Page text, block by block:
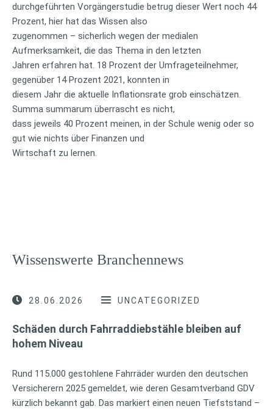
durchgeführten Vorgängerstudie betrug dieser Wert noch 44
Prozent, hier hat das Wissen also
zugenommen – sicherlich wegen der medialen
Aufmerksamkeit, die das Thema in den letzten
Jahren erfahren hat. 18 Prozent der Umfrageteilnehmer,
gegenüber 14 Prozent 2021, konnten in
diesem Jahr die aktuelle Inflationsrate grob einschätzen.
Summa summarum überrascht es nicht,
dass jeweils 40 Prozent meinen, in der Schule wenig oder so
gut wie nichts über Finanzen und
Wirtschaft zu lernen.
Wissenswerte Branchennews
28.06.2026 UNCATEGORIZED
Schäden durch Fahrraddiebstähle bleiben auf
hohem Niveau
Rund 115.000 gestohlene Fahrräder wurden den deutschen
Versicherern 2025 gemeldet, wie deren Gesamtverband GDV
kürzlich bekannt gab. Das markiert einen neuen Tiefststand –